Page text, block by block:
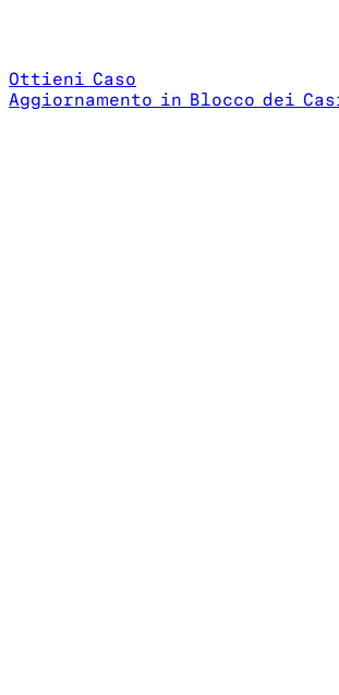
Ottieni Caso
Aggiornamento in Blocco dei